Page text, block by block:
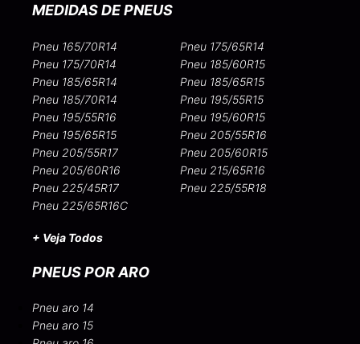
MEDIDAS DE PNEUS
Pneu 165/70R14
Pneu 175/65R14
Pneu 175/70R14
Pneu 185/60R15
Pneu 185/65R14
Pneu 185/65R15
Pneu 185/70R14
Pneu 195/55R15
Pneu 195/55R16
Pneu 195/60R15
Pneu 195/65R15
Pneu 205/55R16
Pneu 205/55R17
Pneu 205/60R15
Pneu 205/60R16
Pneu 215/65R16
Pneu 225/45R17
Pneu 225/55R18
Pneu 225/65R16C
+ Veja Todos
PNEUS POR ARO
Pneu aro 14
Pneu aro 15